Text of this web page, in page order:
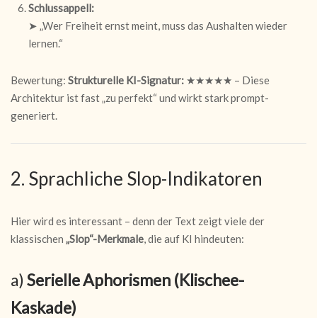
Schlussappell:
➤ „Wer Freiheit ernst meint, muss das Aushalten wieder
lernen.“
Bewertung: Strukturelle KI-Signatur: ★★★★★ – Diese
Architektur ist fast „zu perfekt“ und wirkt stark prompt-
generiert.
2. Sprachliche Slop-Indikatoren
Hier wird es interessant – denn der Text zeigt viele der
klassischen „Slop“-Merkmale, die auf KI hindeuten:
a) Serielle Aphorismen (Klischee-
Kaskade)